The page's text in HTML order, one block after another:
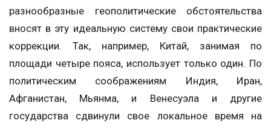
разнообразные геополитические обстоятельства
вносят в эту идеальную систему свои практические
коррекции. Так, например, Китай, занимая по
площади четыре пояса, использует только один. По
политическим соображениям Индия, Иран,
Афганистан, Мьянма, и Венесуэла и другие
государства сдвинули свое локальное время на